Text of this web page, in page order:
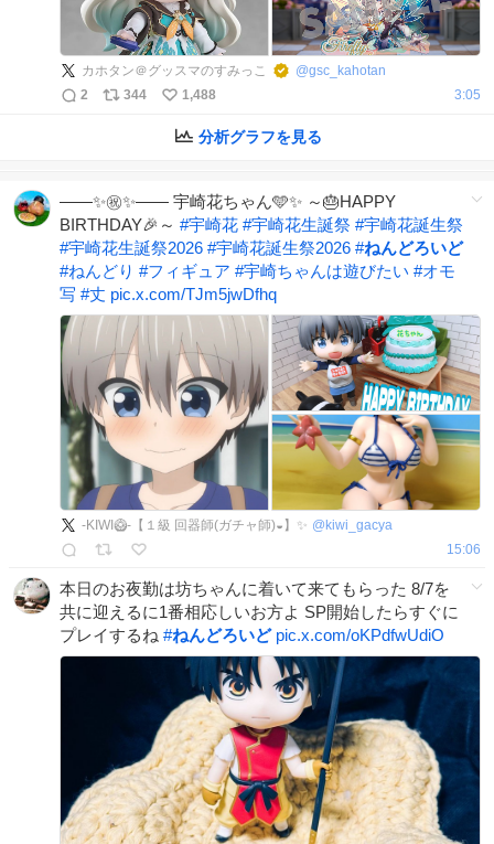
カホタン＠グッスマのすみっこ @gsc_kahotan
2
344 1,488 3:05
分析グラフを見る
――✨㊗️✨―― 宇崎花ちゃん🩵✨ ～🎂HAPPY
BIRTHDAY🎉～ #宇崎花 #宇崎花生誕祭 #宇崎花誕生祭
#宇崎花生誕祭2026 #宇崎花誕生祭2026 #ねんどろいど
#ねんどり #フィギュア #宇崎ちゃんは遊びたい #オモ
写 #丈 pic.x.com/TJm5jwDfhq
‐KIWI🥝‐【１級 回器師(ガチャ師)◒】✨ @ kiwi_gacya
15:06
本日のお夜勤は坊ちゃんに着いて来てもらった 8/7を
共に迎えるに1番相応しいお方よ SP開始したらすぐに
プレイするね #ねんどろいど pic.x.com/oKPdfwUdiO